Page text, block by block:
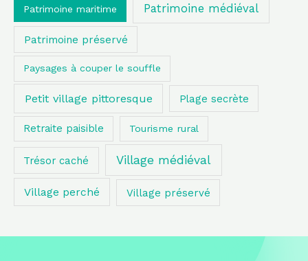
Patrimoine maritime Patrimoine médiéval
Patrimoine préservé
Paysages à couper le souffle
Petit village pittoresque Plage secrète
Retraite paisible Tourisme rural
Trésor caché Village médiéval
Village perché Village préservé